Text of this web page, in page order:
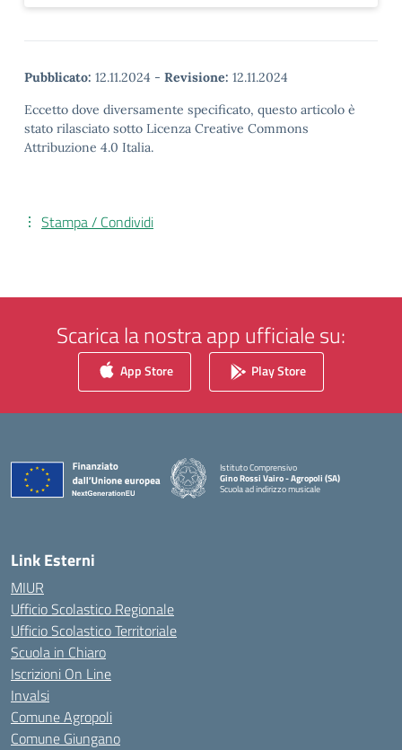
Pubblicato: 12.11.2024 - Revisione: 12.11.2024
Eccetto dove diversamente specificato, questo articolo è
stato rilasciato sotto Licenza Creative Commons
Attribuzione 4.0 Italia.
Stampa / Condividi
Scarica la nostra app ufficiale su:
App Store Play Store
Istituto Comprensivo
Gino Rossi Vairo - Agropoli (SA)
Scuola ad indirizzo musicale
Link Esterni
MIUR
Ufficio Scolastico Regionale
Ufficio Scolastico Territoriale
Scuola in Chiaro
Iscrizioni On Line
Invalsi
Comune Agropoli
Comune Giungano